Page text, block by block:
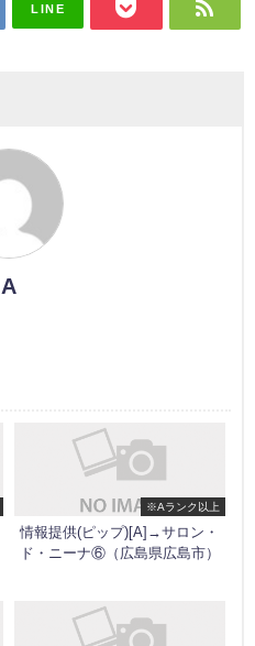
LINE
A
※Aランク以上
情報提供(ピップ)[A]→サロン・
ド・ニーナ⑥（広島県広島市）